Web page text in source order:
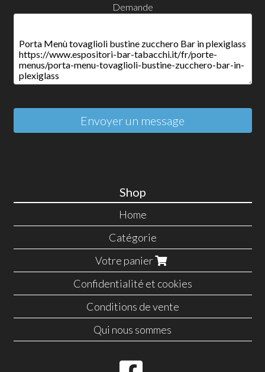
Demande
Envoyer un message
Shop
Home
Catégorie
Votre panier
Confidentialité et cookies
Conditions de vente
Qui nous sommes